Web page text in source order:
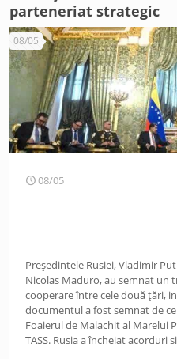
parteneriat strategic
08/05
08/05
Președintele Rusiei, Vladimir
Nicolas Maduro, au semnat un
cooperare între cele două țări,
documentul a fost semnat de
Foaierul de Malachit al Marelui
TASS. Rusia a încheiat acorduri